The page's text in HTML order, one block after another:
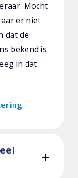
Mocht
er niet
dat de
bekend is
in dat